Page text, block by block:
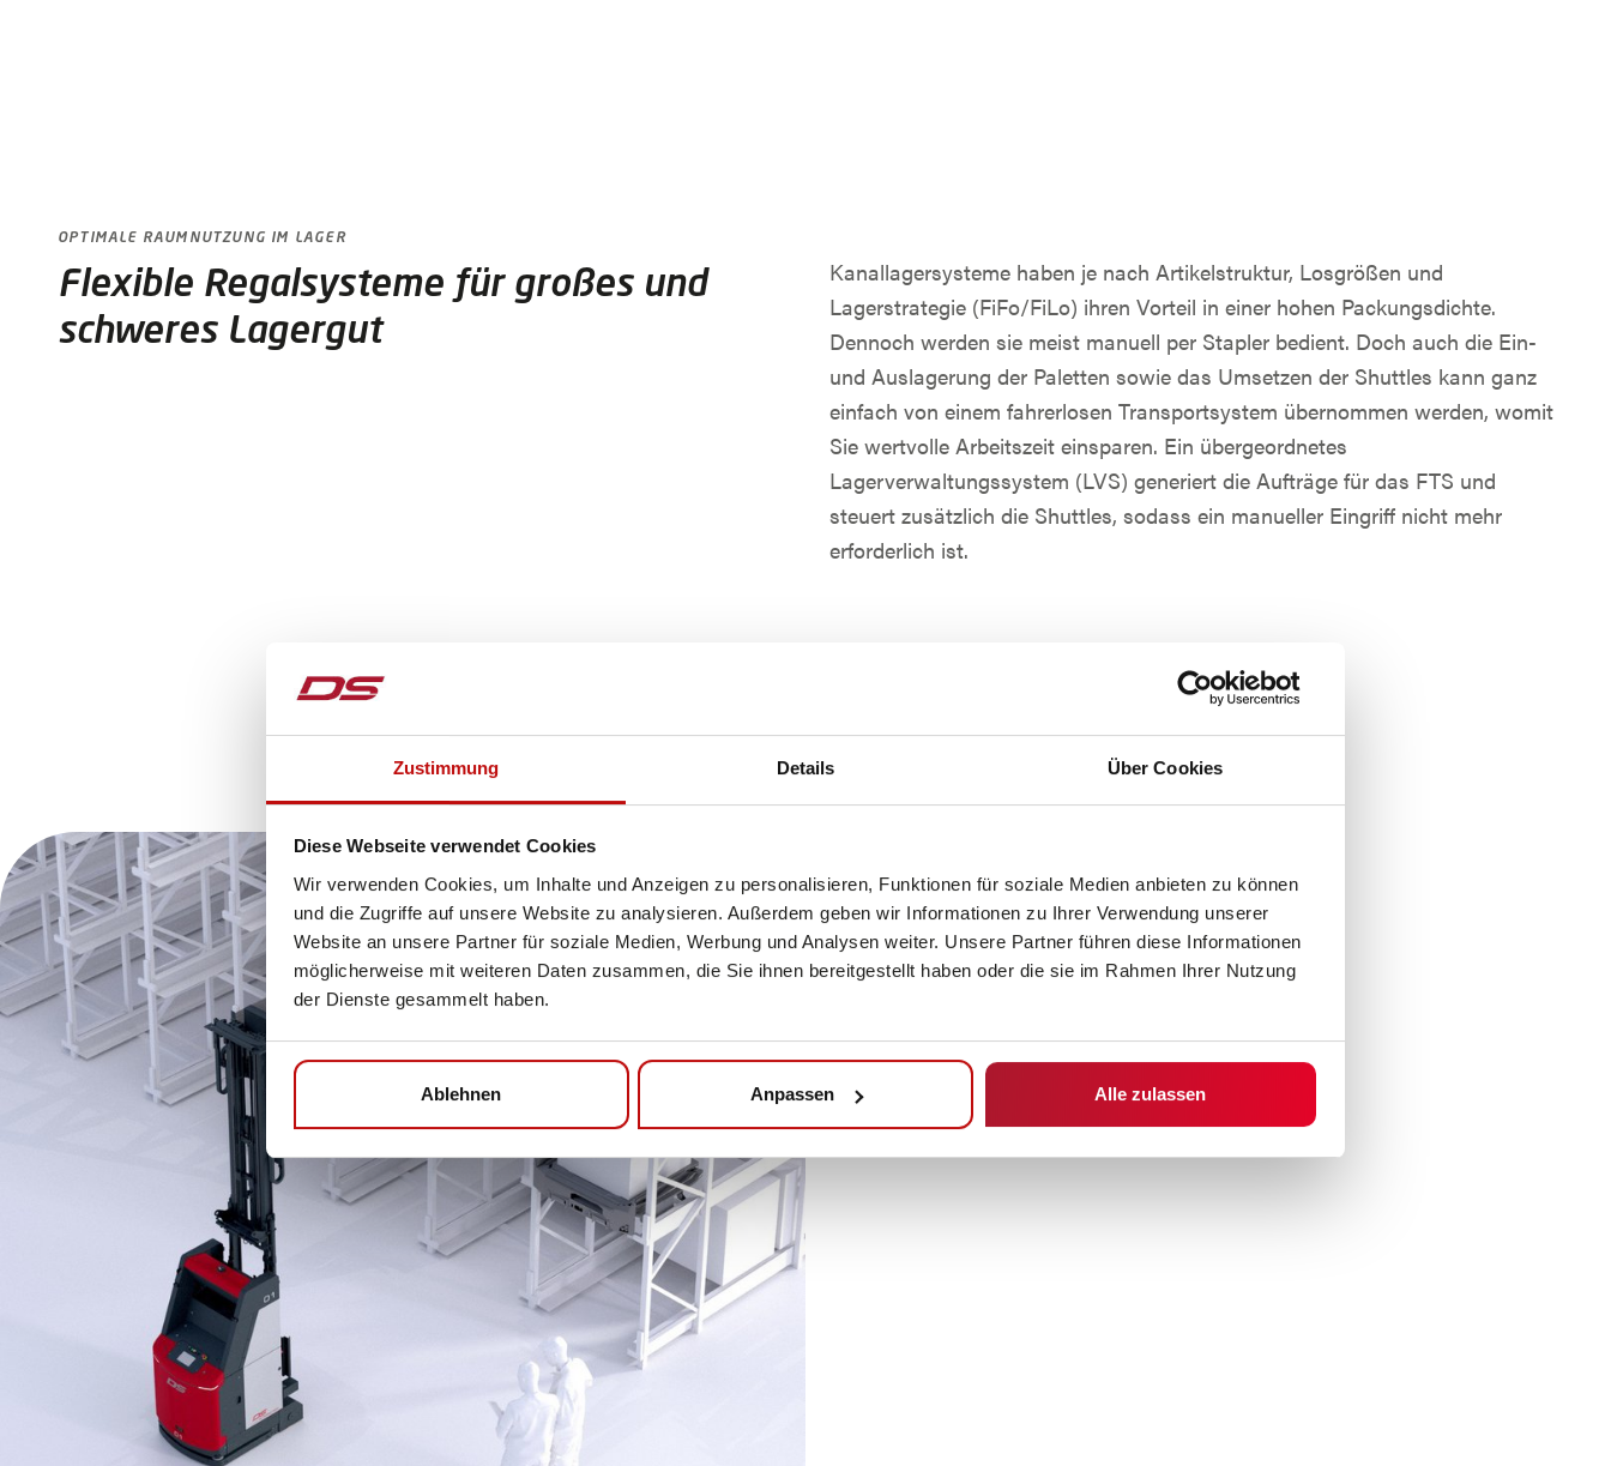
Zustimmung Details Über Cookies
Diese Webseite verwendet Cookies
Wir verwenden Cookies, um Inhalte und Anzeigen zu personalisieren, Funktionen für soziale Medien anbieten zu können
und die Zugriffe auf unsere Website zu analysieren. Außerdem geben wir Informationen zu Ihrer Verwendung unserer
Website an unsere Partner für soziale Medien, Werbung und Analysen weiter. Unsere Partner führen diese Informationen
möglicherweise mit weiteren Daten zusammen, die Sie ihnen bereitgestellt haben oder die sie im Rahmen Ihrer Nutzung
der Dienste gesammelt haben.
Ablehnen Anpassen Alle zulassen
OPTIMALE RAUMNUTZUNG IM LAGER
Flexible Regalsysteme für großes und
schweres Lagergut
Kanallagersysteme haben je nach Artikelstruktur, Losgrößen und
Lagerstrategie (FiFo/FiLo) ihren Vorteil in einer hohen Packungsdichte.
Dennoch werden sie meist manuell per Stapler bedient. Doch auch die Ein-
und Auslagerung der Paletten sowie das Umsetzen der Shuttles kann ganz
einfach von einem fahrerlosen Transportsystem übernommen werden, womit
Sie wertvolle Arbeitszeit einsparen. Ein übergeordnetes
Lagerverwaltungssystem (LVS) generiert die Aufträge für das FTS und
steuert zusätzlich die Shuttles, sodass ein manueller Eingriff nicht mehr
erforderlich ist.